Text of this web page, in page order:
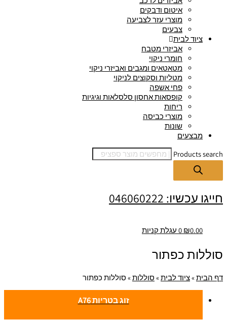
איטום ודבקים
מוצרי עזר לצביעה
צבעים
ציוד לבית
אביזרי מטבח
חומרי ניקוי
מטאטאים ומגבים ואביזרי ניקוי
מטליות וסקוצים לניקוי
פחי אשפה
קופסאות אחסון סלסלאות וגיגיות
ריחות
מוצרי כביסה
שונות
מבצעים
Products search
חייגו עכשיו: 046060222
₪0.00
0 עגלת קניות
סוללות כפתור
דף הבית»ציוד לבית» סוללות» סוללות כפתור
זוג בטריות A76